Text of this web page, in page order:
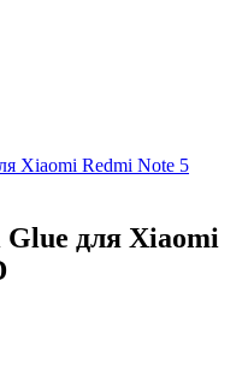
Xiaomi Redmi Note 5
для Xiaomi